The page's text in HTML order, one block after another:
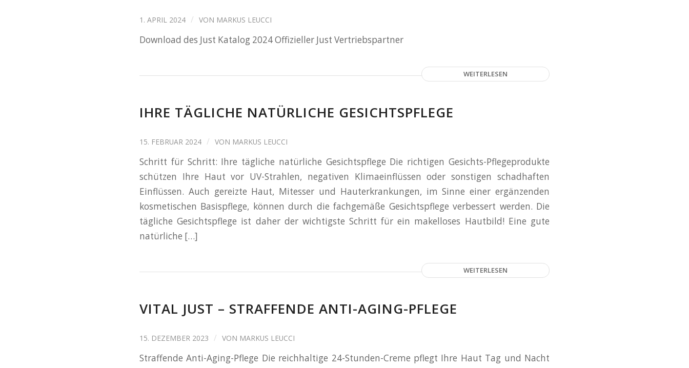
1. APRIL 2024 / VON MARKUS LEUCCI
Download des Just Katalog 2024 Offizieller Just Vertriebspartner
WEITERLESEN
IHRE TÄGLICHE NATÜRLICHE GESICHTSPFLEGE
15. FEBRUAR 2024 / VON MARKUS LEUCCI
Schritt für Schritt: Ihre tägliche natürliche Gesichtspflege Die richtigen Gesichts-Pflegeprodukte
schützen Ihre Haut vor UV-Strahlen, negativen Klimaeinflüssen oder sonstigen schadhaften
Einflüssen. Auch gereizte Haut, Mitesser und Hauterkrankungen, im Sinne einer ergänzenden
kosmetischen Basispflege, können durch die fachgemäße Gesichtspflege verbessert werden. Die
tägliche Gesichtspflege ist daher der wichtigste Schritt für ein makelloses Hautbild! Eine gute
natürliche […]
WEITERLESEN
VITAL JUST – STRAFFENDE ANTI-AGING-PFLEGE
15. DEZEMBER 2023 / VON MARKUS LEUCCI
Straffende Anti-Aging-Pflege Die reichhaltige 24-Stunden-Creme pflegt Ihre Haut Tag und Nacht